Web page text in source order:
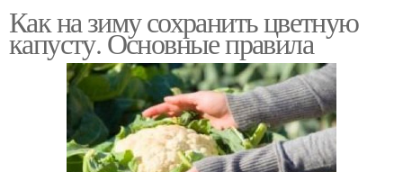
Как на зиму сохранить цветную
капусту. Основные правила